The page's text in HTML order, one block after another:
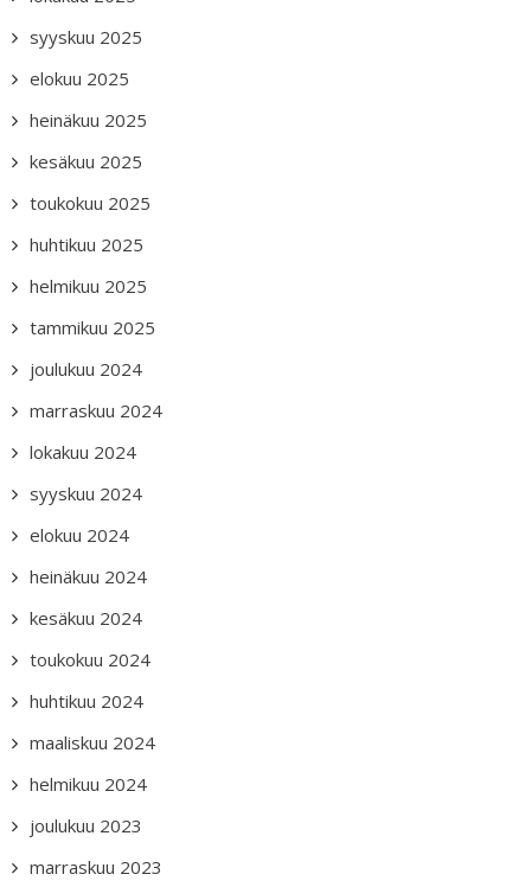
syyskuu 2025
elokuu 2025
heinäkuu 2025
kesäkuu 2025
toukokuu 2025
huhtikuu 2025
helmikuu 2025
tammikuu 2025
joulukuu 2024
marraskuu 2024
lokakuu 2024
syyskuu 2024
elokuu 2024
heinäkuu 2024
kesäkuu 2024
toukokuu 2024
huhtikuu 2024
maaliskuu 2024
helmikuu 2024
joulukuu 2023
marraskuu 2023